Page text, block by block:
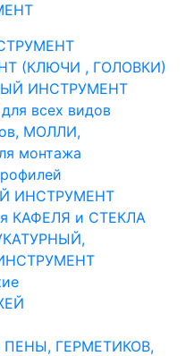
(КЛЮЧИ , ГОЛОВКИ)
ИНСТРУМЕНТ
всех видов
МОЛЛИ,
монтажа
ИНСТРУМЕНТ
КАФЕЛЯ и СТЕКЛА
ГЕРМЕТИКОВ,